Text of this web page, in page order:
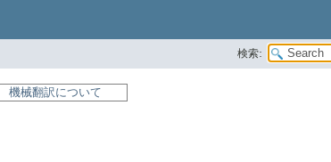
検索:
機械翻訳について